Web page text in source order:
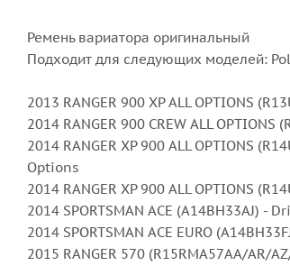
Ремень вариатора оригинальный
Подходит для следующих моделей:
2013 RANGER 900 XP ALL OPTIONS
2014 RANGER 900 CREW ALL
2014 RANGER XP 900 ALL OPTIONS
Options
2014 RANGER XP 900 ALL OPTIONS
2014 SPORTSMAN ACE (A14BH33AJ) -
2014 SPORTSMAN ACE EURO
2015 RANGER 570 (R15RMA57AA/AR/